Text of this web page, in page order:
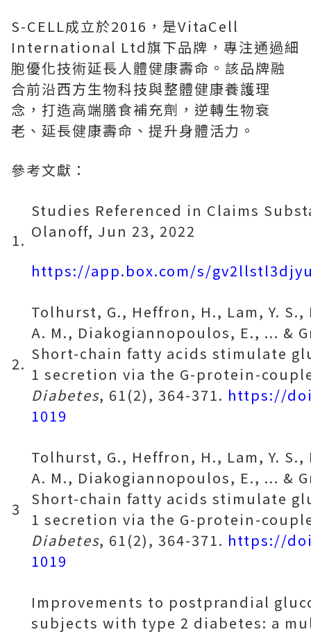
S-CELL成立於2016，是VitaCell
International Ltd旗下品牌，專注通過細
胞優化技術延長人體健康壽命。該品牌融
合前沿西方生物科技與整體健康養護理
念，打造高端膳食補充劑，逆轉生物衰
老、延長健康壽命、 提升身體活力 。
參考文獻：
1.
Studies Referenced in Claims
Olanoff, Jun 23, 2022
https://app.box.com/s/
2.
Tolhurst, G., Heffron, H., Lam, Y.
A. M., Diakogiannopoulos, E., ... &
Short-chain fatty acids stimulate
1 secretion via the G-protein-
Diabetes, 61(2), 364-371. https://
1019
3
Tolhurst, G., Heffron, H., Lam, Y.
A. M., Diakogiannopoulos, E., ... &
Short-chain fatty acids stimulate
1 secretion via the G-protein-
Diabetes, 61(2), 364-371. https://
1019
Improvements to postprandial
subjects with type 2 diabetes: a